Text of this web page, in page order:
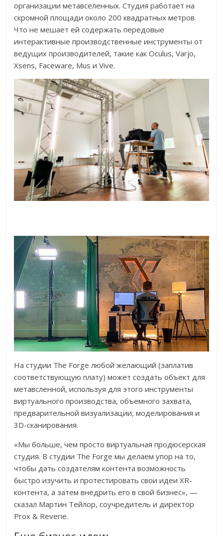
организации метавселенных. Студия работает на
скромной площади около 200 квадратных метров.
Что не мешает ей содержать передовые
интерактивные производственные инструменты от
ведущих производителей, такие как Oculus, Varjo,
Xsens, Faceware, Mus и Vive.
На студии The Forge любой желающий (заплатив
соответствующую плату) может создать объект для
метавсленной, используя для этого инструменты
виртуального производства, объемного захвата,
предварительной визуализации, моделирования и
3D-сканирования.
«Мы больше, чем просто виртуальная продюсерская
студия. В студии The Forge мы делаем упор на то,
чтобы дать создателям контента возможность
быстро изучить и протестировать свои идеи XR-
контента, а затем внедрить его в свой бизнес», —
сказал Мартин Тейлор, соучредитель и директор
Prox & Reverie.